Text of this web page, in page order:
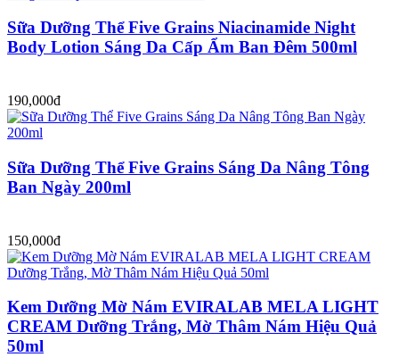
Sữa Dưỡng Thể Five Grains Niacinamide Night
Body Lotion Sáng Da Cấp Ẩm Ban Đêm 500ml
190,000đ
Sữa Dưỡng Thể Five Grains Sáng Da Nâng Tông
Ban Ngày 200ml
150,000đ
Kem Dưỡng Mờ Nám EVIRALAB MELA LIGHT
CREAM Dưỡng Trắng, Mờ Thâm Nám Hiệu Quả
50ml